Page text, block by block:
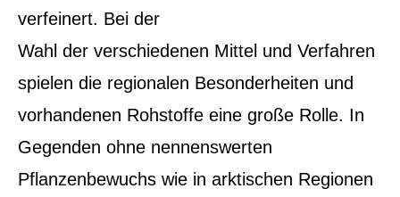
verfeinert. Bei der
Wahl der verschiedenen Mittel und Verfahren
spielen die regionalen Besonderheiten und
vorhandenen Rohstoffe eine große Rolle. In
Gegenden ohne nennenswerten
Pflanzenbewuchs wie in arktischen Regionen